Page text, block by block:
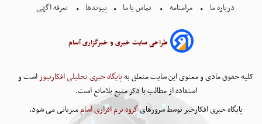
درباره ما مرامنامه تماس با ما پیوندها تعرفه اگهی
طراحی سایت خبری و خبرگزاری آسام
کلیه حقوق مادی و معنوی این سایت متعلق بهپایگاه خبری تحلیلی افکارنیوزاست و
استفاده از مطالب با ذکر منبع بلامانع است.
پایگاه خبری افکارخبر توسط سرورهایگروه نرم افزاری آساممیزبانی می شود.